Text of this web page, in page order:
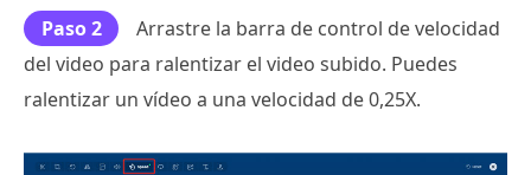
Paso 2
Arrastre la barra de control de velocidad
del video para ralentizar el video subido. Puedes
ralentizar un vídeo a una velocidad de 0,25X.